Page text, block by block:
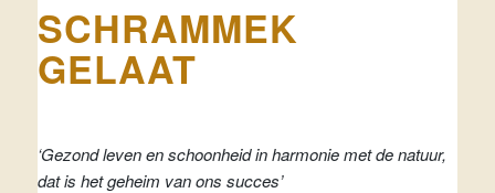
SCHRAMMEK
GELAAT
‘Gezond leven en schoonheid in harmonie met de natuur,
dat is het geheim van ons succes’